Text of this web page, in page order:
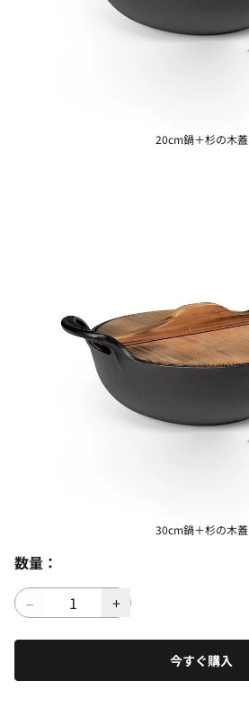
20cm鍋＋杉の木蓋
30cm鍋＋杉の木蓋
数量：
今すぐ購入